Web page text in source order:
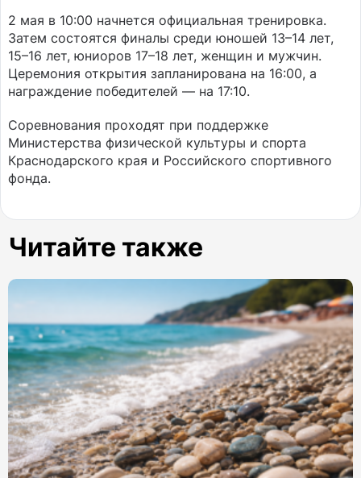
2 мая в 10:00 начнется официальная тренировка.
Затем состоятся финалы среди юношей 13–14 лет,
15–16 лет, юниоров 17–18 лет, женщин и мужчин.
Церемония открытия запланирована на 16:00, а
награждение победителей — на 17:10.
Соревнования проходят при поддержке
Министерства физической культуры и спорта
Краснодарского края и Российского спортивного
фонда.
Читайте также